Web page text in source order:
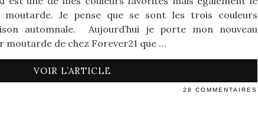
Je pense que se sont les trois couleurs
automnale. Aujourd’hui je porte mon nouveau
moutarde de chez Forever21 que …
VOIR L’ARTICLE
28 COMMENTAIRES